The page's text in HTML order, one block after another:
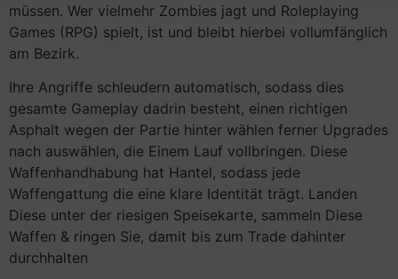
müssen. Wer vielmehr Zombies jagt und Roleplaying
Games (RPG) spielt, ist und bleibt hierbei vollumfänglich
am Bezirk.
Ihre Angriffe schleudern automatisch, sodass dies
gesamte Gameplay dadrin besteht, einen richtigen
Asphalt wegen der Partie hinter wählen ferner Upgrades
nach auswählen, die Einem Lauf vollbringen. Diese
Waffenhandhabung hat Hantel, sodass jede
Waffengattung die eine klare Identität trägt. Landen
Diese unter der riesigen Speisekarte, sammeln Diese
Waffen & ringen Sie, damit bis zum Trade dahinter
durchhalten